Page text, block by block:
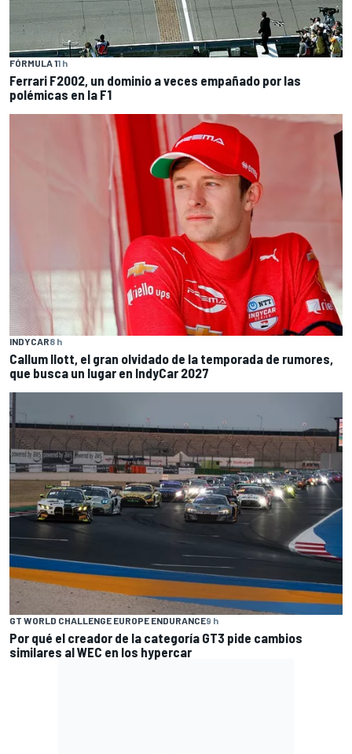
FÓRMULA 11 h
Ferrari F2002, un dominio a veces empañado por las
polémicas en la F1
INDYCAR8 h
Callum Ilott, el gran olvidado de la temporada de rumores,
que busca un lugar en IndyCar 2027
GT WORLD CHALLENGE EUROPE ENDURANCE9 h
Por qué el creador de la categoría GT3 pide cambios
similares al WEC en los hypercar